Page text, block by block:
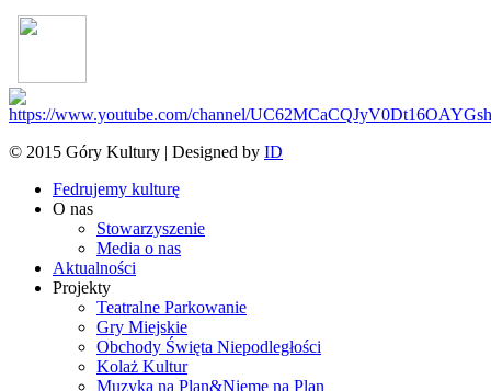
© 2015 Góry Kultury | Designed by ID
Fedrujemy kulturę
O nas
Stowarzyszenie
Media o nas
Aktualności
Projekty
Teatralne Parkowanie
Gry Miejskie
Obchody Święta Niepodległości
Kolaż Kultur
Muzyka na Plan&Nieme na Plan